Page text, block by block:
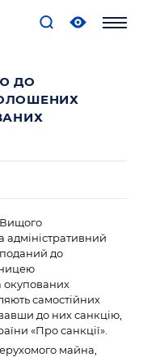
ДО
Вищого
адміністративний
поданий до
окупованих
самостійних
до них санкцію,
«Про санкції».
майна,